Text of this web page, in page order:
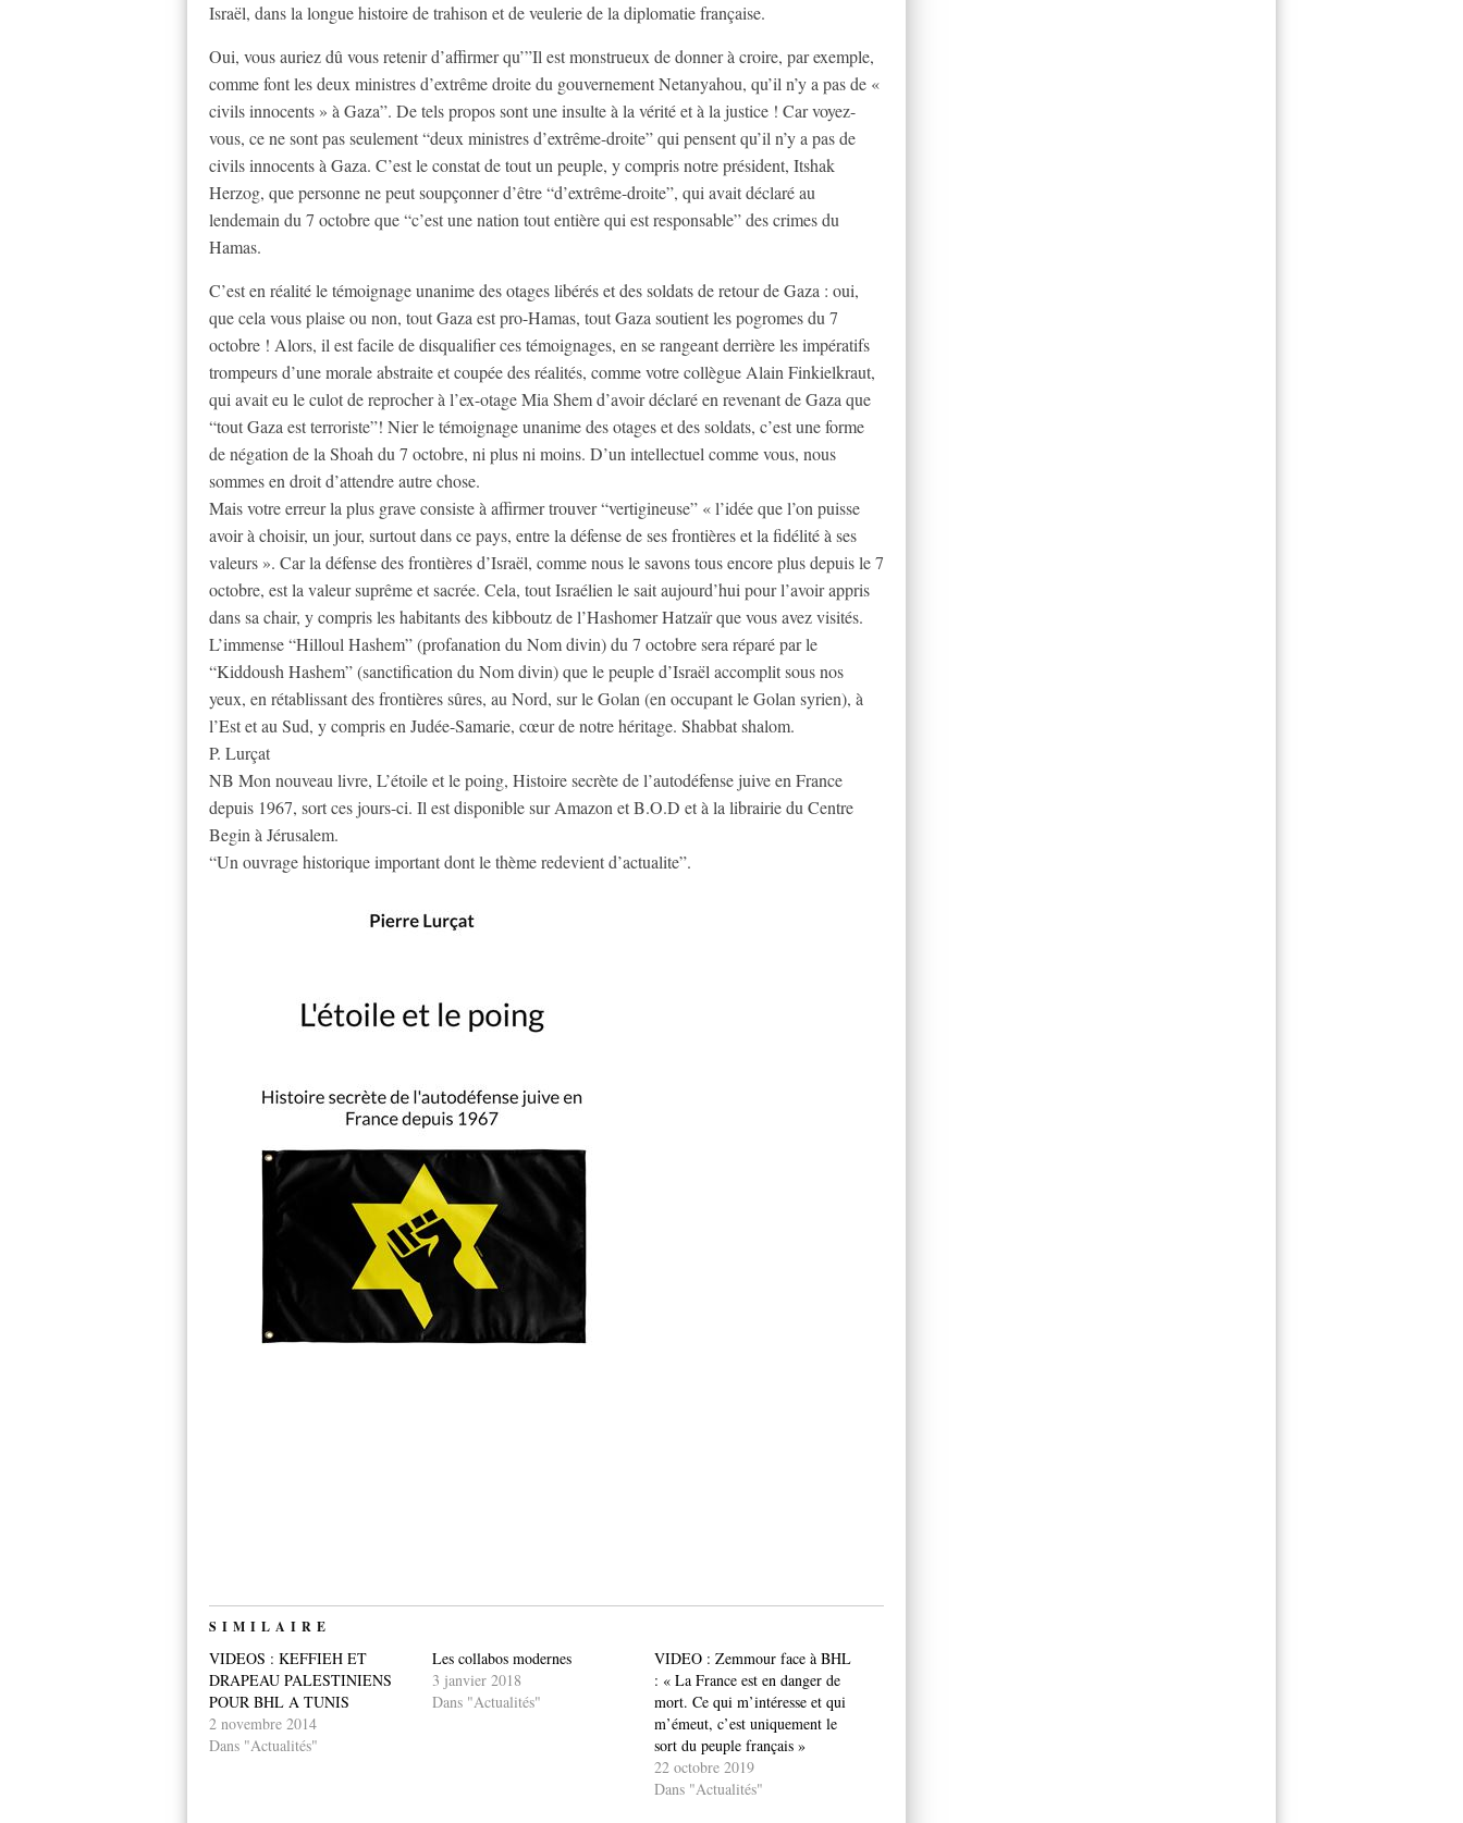
Israël, dans la longue histoire de trahison et de veulerie de la diplomatie française.
Oui, vous auriez dû vous retenir d’affirmer qu’”Il est monstrueux de donner à croire, par exemple,
comme font les deux ministres d’extrême droite du gouvernement Netanyahou, qu’il n’y a pas de «
civils innocents » à Gaza”. De tels propos sont une insulte à la vérité et à la justice ! Car voyez-
vous, ce ne sont pas seulement “deux ministres d’extrême-droite” qui pensent qu’il n’y a pas de
civils innocents à Gaza. C’est le constat de tout un peuple, y compris notre président, Itshak
Herzog, que personne ne peut soupçonner d’être “d’extrême-droite”, qui avait déclaré au
lendemain du 7 octobre que “c’est une nation tout entière qui est responsable” des crimes du
Hamas.
C’est en réalité le témoignage unanime des otages libérés et des soldats de retour de Gaza : oui,
que cela vous plaise ou non, tout Gaza est pro-Hamas, tout Gaza soutient les pogromes du 7
octobre ! Alors, il est facile de disqualifier ces témoignages, en se rangeant derrière les impératifs
trompeurs d’une morale abstraite et coupée des réalités, comme votre collègue Alain Finkielkraut,
qui avait eu le culot de reprocher à l’ex-otage Mia Shem d’avoir déclaré en revenant de Gaza que
“tout Gaza est terroriste”! Nier le témoignage unanime des otages et des soldats, c’est une forme
de négation de la Shoah du 7 octobre, ni plus ni moins. D’un intellectuel comme vous, nous
sommes en droit d’attendre autre chose.
Mais votre erreur la plus grave consiste à affirmer trouver “vertigineuse” « l’idée que l’on puisse
avoir à choisir, un jour, surtout dans ce pays, entre la défense de ses frontières et la fidélité à ses
valeurs ». Car la défense des frontières d’Israël, comme nous le savons tous encore plus depuis le 7
octobre, est la valeur suprême et sacrée. Cela, tout Israélien le sait aujourd’hui pour l’avoir appris
dans sa chair, y compris les habitants des kibboutz de l’Hashomer Hatzaïr que vous avez visités.
L’immense “Hilloul Hashem” (profanation du Nom divin) du 7 octobre sera réparé par le
“Kiddoush Hashem” (sanctification du Nom divin) que le peuple d’Israël accomplit sous nos
yeux, en rétablissant des frontières sûres, au Nord, sur le Golan (en occupant le Golan syrien), à
l’Est et au Sud, y compris en Judée-Samarie, cœur de notre héritage. Shabbat shalom.
P. Lurçat
NB Mon nouveau livre, L’étoile et le poing, Histoire secrète de l’autodéfense juive en France
depuis 1967, sort ces jours-ci. Il est disponible sur Amazon et B.O.D et à la librairie du Centre
Begin à Jérusalem.
“Un ouvrage historique important dont le thème redevient d’actualite”.
SIMILAIRE
VIDEOS : KEFFIEH ET
DRAPEAU PALESTINIENS
POUR BHL A TUNIS
2 novembre 2014
Dans "Actualités"
Les collabos modernes
3 janvier 2018
Dans "Actualités"
VIDEO : Zemmour face à BHL
: « La France est en danger de
mort. Ce qui m’intéresse et qui
m’émeut, c’est uniquement le
sort du peuple français »
22 octobre 2019
Dans "Actualités"